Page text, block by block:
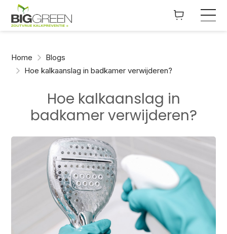
Home
Blogs
Hoe kalkaanslag in badkamer verwijderen?
Hoe kalkaanslag in
badkamer verwijderen?